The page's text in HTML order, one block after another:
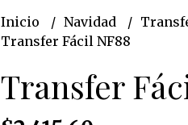
Inicio Navidad
Transfer Fácil NF88
Transfer